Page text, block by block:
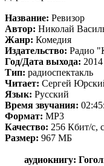
Название: Ревизор
Автор: Николай
Жанр: Комедия
Издательство: Радио
Год/Дата выхода: 2014
Тип: радиоспектакль
Читает: Сергей
Язык: Русский
Время звучания:
Формат: MP3
Качество: 256 Кбит/с,
Размер: 967 МБ
аудиокнигу: